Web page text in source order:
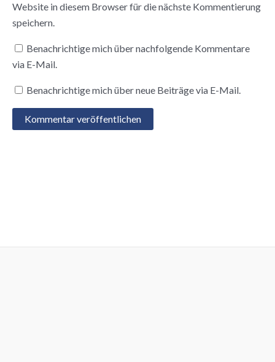
Website in diesem Browser für die nächste Kommentierung
speichern.
Benachrichtige mich über nachfolgende Kommentare
via E-Mail.
Benachrichtige mich über neue Beiträge via E-Mail.